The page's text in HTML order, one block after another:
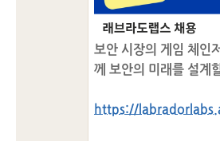
보안 시장의 게임 체인
께 보안의 미래를 설계
https://